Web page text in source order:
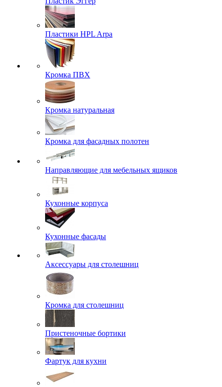
Пластики HPL Arpa
Кромка ПВХ
Кромка натуральная
Кромка для фасадных полотен
Направляющие для мебельных ящиков
Кухонные корпуса
Кухонные фасады
Аксессуары для столешниц
Кромка для столешниц
Пристеночные бортики
Фартук для кухни